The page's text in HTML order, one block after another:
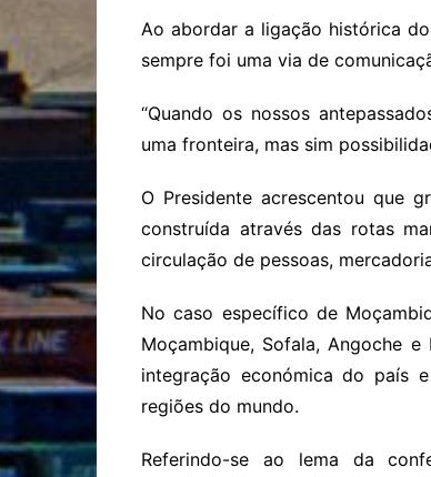
Ao abordar a ligação histórica
sempre foi uma via de
“Quando os nossos
uma fronteira, mas sim
O Presidente acrescentou que
construída através das rotas
circulação de pessoas,
No caso específico de
Moçambique, Sofala, Angoche
integração económica do país
regiões do mundo.
Referindo-se ao lema da